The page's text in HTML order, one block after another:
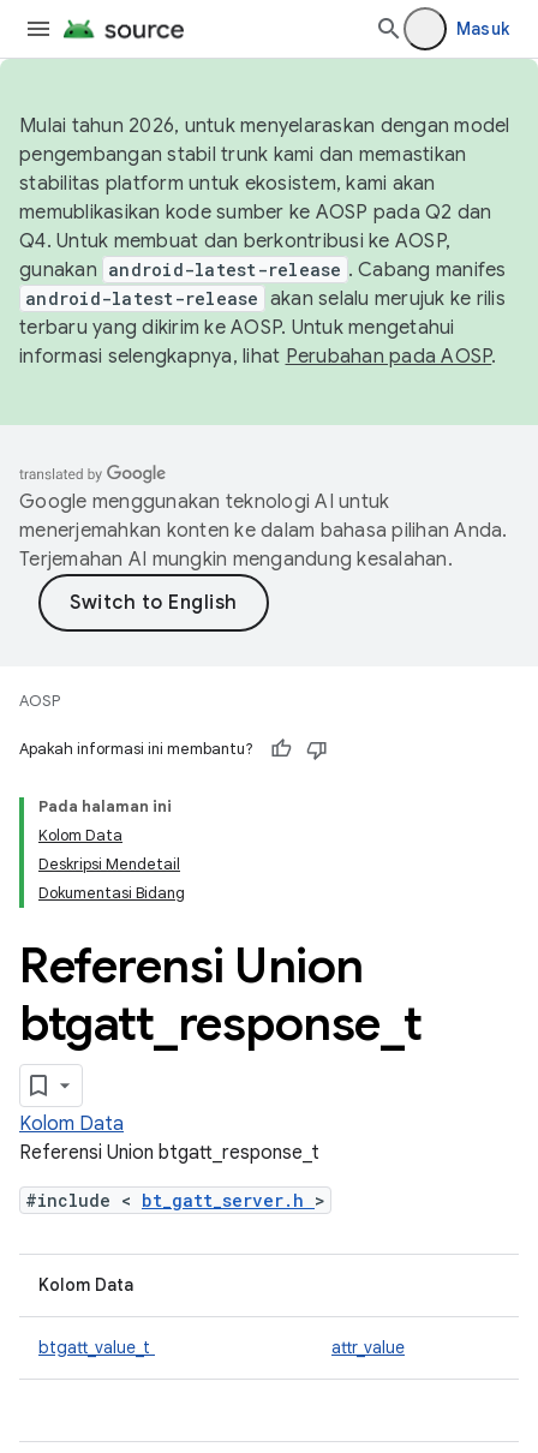
Masuk
Mulai tahun 2026, untuk menyelaraskan dengan model
pengembangan stabil trunk kami dan memastikan
stabilitas platform untuk ekosistem, kami akan
memublikasikan kode sumber ke AOSP pada Q2 dan
Q4. Untuk membuat dan berkontribusi ke AOSP,
gunakan android-latest-release . Cabang manifes
android-latest-release akan selalu merujuk ke rilis
terbaru yang dikirim ke AOSP. Untuk mengetahui
informasi selengkapnya, lihat Perubahan pada AOSP.
Google menggunakan teknologi AI untuk
menerjemahkan konten ke dalam bahasa pilihan Anda.
Terjemahan AI mungkin mengandung kesalahan.
AOSP
Apakah informasi ini membantu?
Pada halaman ini
Kolom Data
Deskripsi Mendetail
Dokumentasi Bidang
Referensi Union
btgatt response t
Kolom Data
Referensi Union btgatt_response_t
#include < bt_gatt_server.h >
Kolom Data
btgatt_value_t attr_value